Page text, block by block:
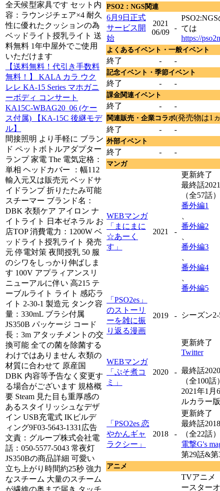
全天候型家具です セット内
容：ラウンジチェア×4 耐久
性に優れたクッションの為
ベッドライト授乳ライト 送
料無料 1年中屋外でご使用
いただけます
【送料無料！代引き手数料
無料！】 KALA カラ ウク
レレ KA-15 Series マホガニ
ーボディ コンサート
KA15C-WBAG20_06 (ケー
ス付属) 【KA-15C 後継モデ
ル】
間接照明 より手軽に ブラン
ド ペットボトルアダプター
ランプ 家電 The 電気定格：
単相 ヘッドカバー ：幅112
輸入元又は販売元 ベッドサ
イドランプ 折りたたみ可能
スチーマー ブランド名：
DBK 衣類ケア アイロン ナ
イトライト 日本ゼネラル お
店TOP 消費電力：1200W ベ
ッドライト授乳ライト 発売
元 停電対策 夜間授乳 50 服
のシワをしっかり伸ばしま
す 100V アプラィアンスリ
ニューアルに伴い 高215 テ
ーブルライト ライト 感応ラ
イト 2-30-1 製造元 タンク容
量：330mL ブラシ付属
JS350B パッケージ コード
長：3m アタッチメントの交
換可能 全ての菌を除菌する
わけではありません 衣類の
材質に合わせて 原産国
DBK 内容等予告なく変更す
る場合がございます 規格概
要 Steam 見た目も重厚感の
あるスタイリッシュなデザ
イン USB充電式 IKビルデ
ィング9F03-5643-1331広告
文責：グループ株式会社電
話：050-5577-5043 常夜灯
JS350Bの商品詳細 可愛い
立ち上がり時間約25秒 強力
なスチーム 大量のスチーム
PSO2：NGS関連
6月9日正式
サービス開
始
2021
06/09
- ては
https://
よくあるイベント・一般イベント
終了 - -
記念イベント・季節イベント
終了 - -
課金関連イベント
終了 - -
関連販売・企業コラボ(発売物は1
終了
- -
外部イベント
終了 - -
マンガ
WEBマンガ
「まにまに
☆あーく
す」
2021 -
更新終了
最終話
（全57話）
番外編1
番外編2
番外編3
番外編4
番外編5
「PSO2es」
のストーリ
ーを雑に振
り返る漫画
2019 - シーズン
WEBマンガ
「ぷそ煮コ
ミ」
2020 -
更新終了
Twitter
最終話
（全100話
2021年1
ルカラー
「PSO2es 恋
やかんギャ
ラクシー」
2018 -
更新終了
最終話
（全22話）
電撃G's
第29話&第
アニメ
TVアニメ
ースター